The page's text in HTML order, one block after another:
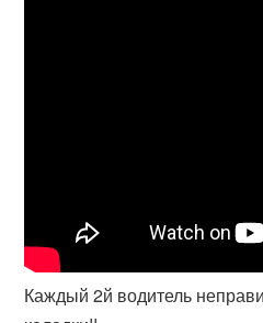
Каждый 2й водитель